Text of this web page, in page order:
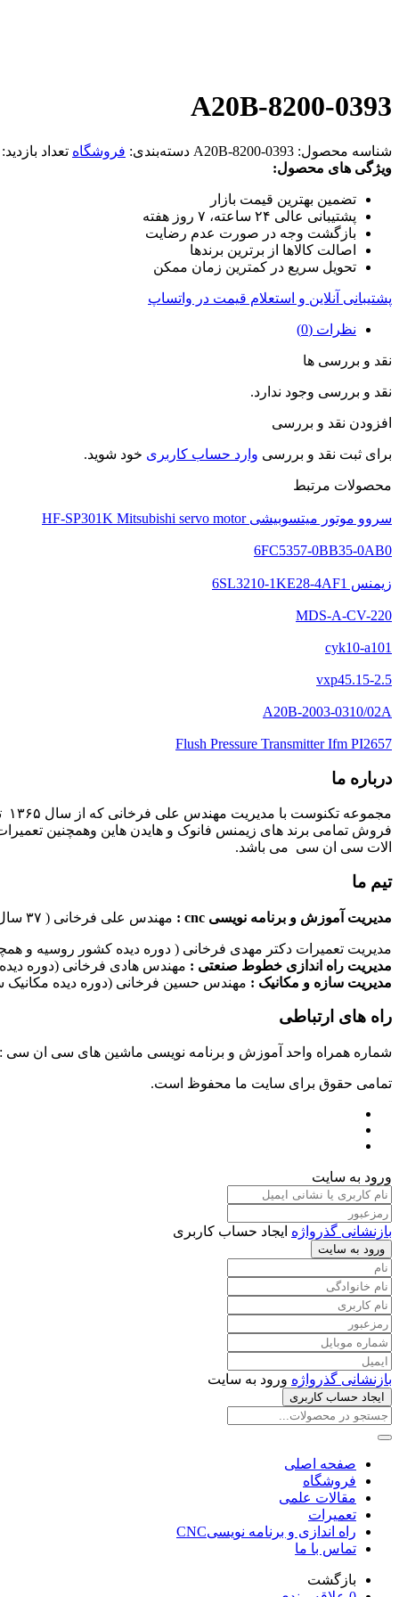
A20B-8200-0393
شناسه محصول: A20B-8200-0393 دسته‌بندی: فروشگاه تعداد بازدید:
ویژگی های محصول:
تضمین بهترین قیمت بازار
پشتیبانی عالی ۲۴ ساعته، ۷ روز هفته
بازگشت وجه در صورت عدم رضایت
اصالت کالاها از برترین برندها
تحویل سریع در کمترین زمان ممکن
پشتیبانی آنلاین و استعلام قیمت در واتساپ
نظرات (0)
نقد و بررسی ها
نقد و بررسی وجود ندارد.
افزودن نقد و بررسی
برای ثبت نقد و بررسی وارد حساب کاربری خود شوید.
محصولات مرتبط
سروو موتور میتسوبیشی HF-SP301K Mitsubishi servo motor
6FC5357-0BB35-0AB0
زیمنس 6SL3210-1KE28-4AF1
MDS-A-CV-220
cyk10-a101
vxp45.15-2.5
A20B-2003-0310/02A
Flush Pressure Transmitter Ifm PI2657
درباره ما
فروش تمامی برند های زیمنس فانوک و هایدن هاین وهمچنین
الات سی ان سی می باشد.
تیم ما
مدیریت آموزش و برنامه نویسی cnc : مهندس علی فرخانی ( ۳۷ سال سابقه کاری در امر برنامه نویسی ماشین های سی ان سی)
مدیریت تعمیرات دکتر مهدی فرخانی ( دوره دیده کشور روسیه و
مدیریت راه اندازی خطوط صنعتی : مهندس هادی فرخانی (دوره
مدیریت سازه و مکانیک : مهندس حسین فرخانی (دوره دیده مکانیک
راه های ارتباطی
شماره همراه واحد آموزش و برنامه نویسی ماشین های سی ان سی : ۰۹۱۲۴۰۹۶۱۷۹ شماره همراه واحد راه اندازی خطوط ماشین آلات صنعتی : ۰۹۱۰۱۹۹۷۴۷۰ شماره همراه واحد تعمیرات : ۰۹۳۸۳۵۲۷۴۵۱
تمامی حقوق برای سایت ما محفوظ است.
ورود به سایت
بازنشانی گذرواژه ایجاد حساب کاربری
ورود به سایت
بازنشانی گذرواژه ورود به سایت
ایجاد حساب کاربری
صفحه اصلی
فروشگاه
مقالات علمی
تعمیرات
راه اندازی و برنامه نویسیCNC
تماس با ما
بازگشت